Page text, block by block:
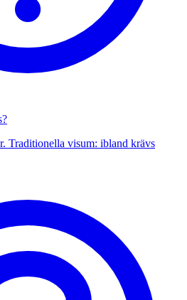
Traditionella visum: ibland krävs